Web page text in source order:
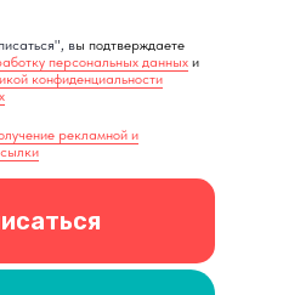
вы подтверждаете
персональных данных и
конфиденциальности
рекламной и